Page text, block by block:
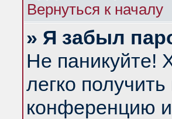
Вернуться к началу
» Я забыл
Не паникуйте!
легко
конференцию